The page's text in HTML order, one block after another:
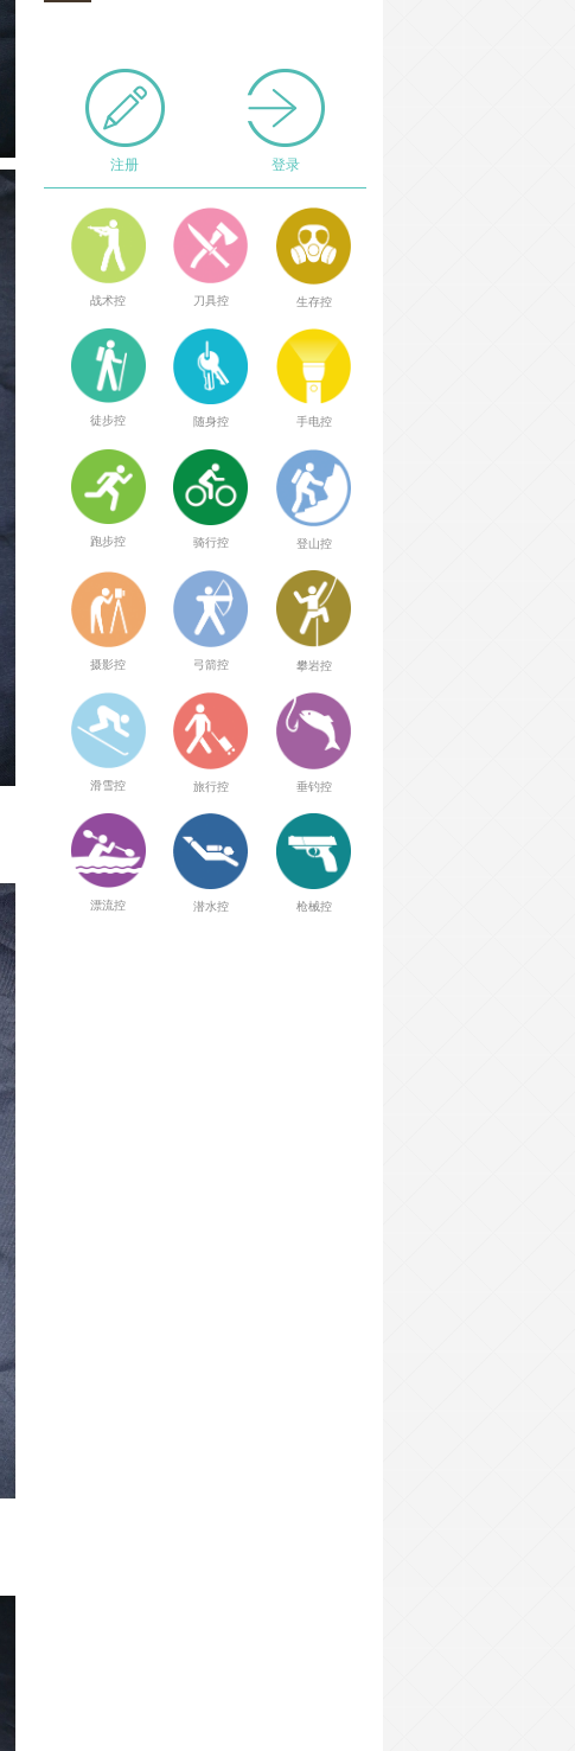
注册 登录
战术控 刀具控 生存控
徒步控 随身控 手电控
跑步控 骑行控 登山控
摄影控 弓箭控 攀岩控
滑雪控 旅行控 垂钓控
漂流控 潜水控 枪械控